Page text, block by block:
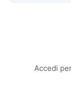
Accedi